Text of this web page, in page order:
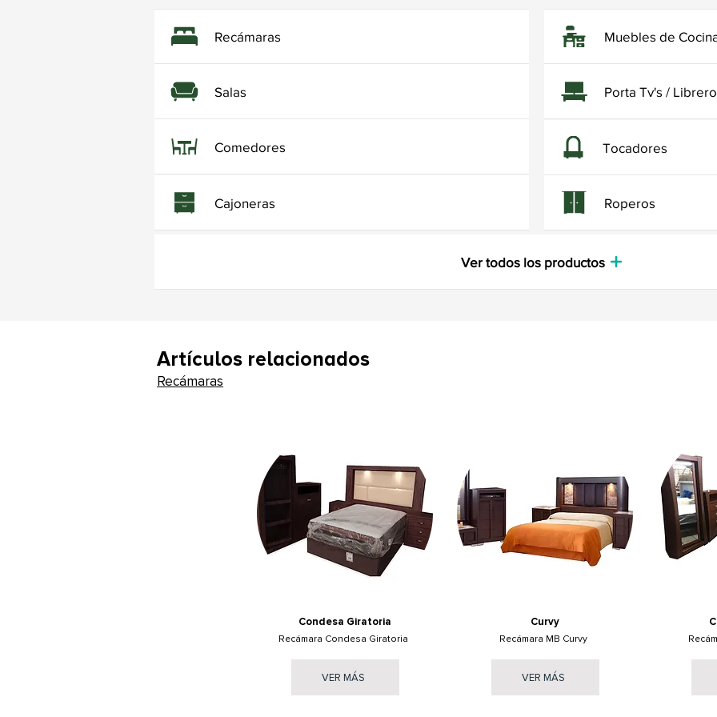
Recámaras
Salas
Comedores
Cajoneras
Muebles de
Porta Tv's /
Tocadores
Roperos
Ver todos los productos
Artículos relacionados
Recámaras
Condesa Giratoria
Recámara Condesa Giratoria
VER MÁS
Curvy
Recámara MB Curvy
VER MÁS